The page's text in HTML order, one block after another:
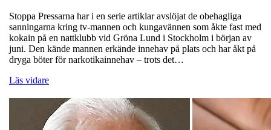
Stoppa Pressarna har i en serie artiklar avslöjat de obehagliga
sanningarna kring tv-mannen och kungavännen som åkte fast med
kokain på en nattklubb vid Gröna Lund i Stockholm i början av
juni. Den kände mannen erkände innehav på plats och har åkt på
dryga böter för narkotikainnehav – trots det…
Läs vidare